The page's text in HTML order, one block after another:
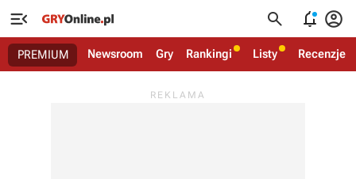
   
PREMIUM Newsroom Gry Rankingi Listy Recenzje